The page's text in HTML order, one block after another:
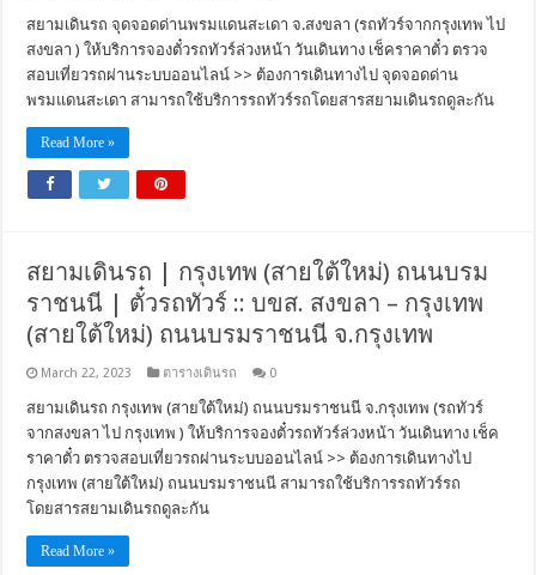
สยามเดินรถ จุดจอดด่านพรมแดนสะเดา จ.สงขลา (รถทัวร์จากกรุงเทพ ไป
สงขลา ) ให้บริการจองตั๋วรถทัวร์ล่วงหน้า วันเดินทาง เช็คราคาตั๋ว ตรวจ
สอบเที่ยวรถผ่านระบบออนไลน์ >> ต้องการเดินทางไป จุดจอดด่าน
พรมแดนสะเดา สามารถใช้บริการรถทัวร์รถโดยสารสยามเดินรถดูละกัน
Read More »
สยามเดินรถ | กรุงเทพ (สายใต้ใหม่) ถนนบรม
ราชนนี | ตั๋วรถทัวร์ :: บขส. สงขลา – กรุงเทพ
(สายใต้ใหม่) ถนนบรมราชนนี จ.กรุงเทพ
March 22, 2023 ตารางเดินรถ 0
สยามเดินรถ กรุงเทพ (สายใต้ใหม่) ถนนบรมราชนนี จ.กรุงเทพ (รถทัวร์
จากสงขลา ไป กรุงเทพ ) ให้บริการจองตั๋วรถทัวร์ล่วงหน้า วันเดินทาง เช็ค
ราคาตั๋ว ตรวจสอบเที่ยวรถผ่านระบบออนไลน์ >> ต้องการเดินทางไป
กรุงเทพ (สายใต้ใหม่) ถนนบรมราชนนี สามารถใช้บริการรถทัวร์รถ
โดยสารสยามเดินรถดูละกัน
Read More »